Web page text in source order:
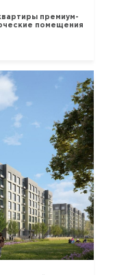
премиум-
помещения